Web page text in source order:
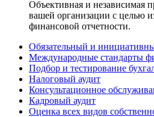
Объективная и независимая
вашей организации с целью
финансовой отчетности.
Обязательный и
Международные стандарты
Подбор и тестирование
Налоговый аудит
Консультационное
Кадровый аудит
Оценка всех видов